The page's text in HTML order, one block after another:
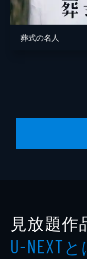
葬式の名人
見放題作
U-NEXTと